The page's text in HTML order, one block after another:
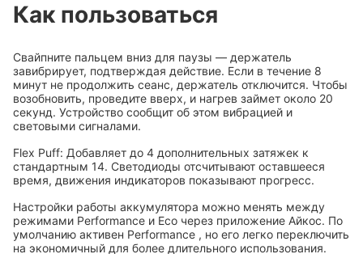
Как пользоваться
Свайпните пальцем вниз для паузы — держатель
завибрирует, подтверждая действие. Если в течение 8
минут не продолжить сеанс, держатель отключится. Чтобы
возобновить, проведите вверх, и нагрев займет около 20
секунд. Устройство сообщит об этом вибрацией и
световыми сигналами.
Flex Puff: Добавляет до 4 дополнительных затяжек к
стандартным 14. Светодиоды отсчитывают оставшееся
время, движения индикаторов показывают прогресс.
Настройки работы аккумулятора можно менять между
режимами Performance и Eco через приложение Айкос. По
умолчанию активен Performance , но его легко переключить
на экономичный для более длительного использования.